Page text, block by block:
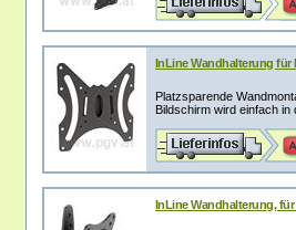
InLine Wandhalterung für
Platzsparende
Bildschirm wird einfach in
InLine Wandhalterung,